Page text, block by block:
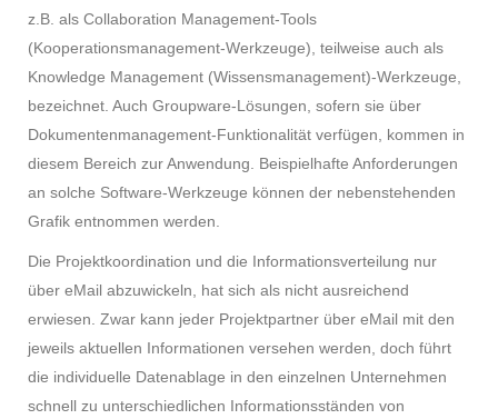
z.B. als Collaboration Management-Tools
(Kooperationsmanagement-Werkzeuge), teilweise auch als
Knowledge Management (Wissensmanagement)-Werkzeuge,
bezeichnet. Auch Groupware-Lösungen, sofern sie über
Dokumentenmanagement-Funktionalität verfügen, kommen in
diesem Bereich zur Anwendung. Beispielhafte Anforderungen
an solche Software-Werkzeuge können der nebenstehenden
Grafik entnommen werden.
Die Projektkoordination und die Informationsverteilung nur
über eMail abzuwickeln, hat sich als nicht ausreichend
erwiesen. Zwar kann jeder Projektpartner über eMail mit den
jeweils aktuellen Informationen versehen werden, doch führt
die individuelle Datenablage in den einzelnen Unternehmen
schnell zu unterschiedlichen Informationsständen von